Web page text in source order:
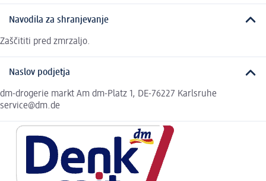
Navodila za shranjevanje
Zaščititi pred zmrzaljo.
Naslov podjetja
dm-drogerie markt Am dm-Platz 1, DE-76227 Karlsruhe
service@dm.de